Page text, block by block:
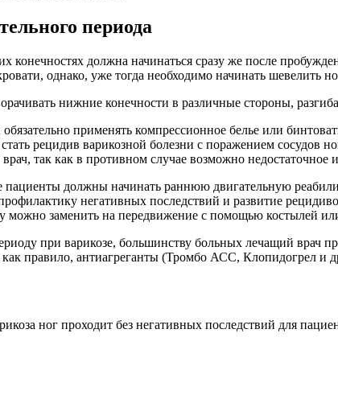
периода
должна начинаться сразу же после
однако, уже тогда необходимо начинать шевелить
нижние конечности в различные стороны,
применять компрессионное белье или
рецидив варикозной болезни с поражением сосудов
так как в противном случае возможно
пациенты должны начинать раннюю двигательную
негативных последствий и развитие
можно заменить на передвижение с помощью костылей
при варикозе, большинству больных лечащий врач
правило, антиагреганты (Тромбо АСС, Клопидогрел и
ног проходит без негативных последствий для